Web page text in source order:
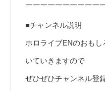
￣￣￣￣￣￣￣￣￣￣
■チャンネル説明
ホロライブENのおも
いていきますので
ぜひぜひチャンネル登